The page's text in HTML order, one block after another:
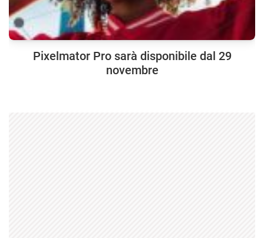
Pixelmator Pro sarà disponibile dal 29
novembre